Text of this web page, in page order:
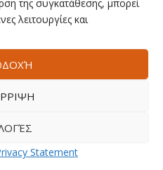
της συγκατάθεσης, μπορεί
λειτουργίες και
Statement